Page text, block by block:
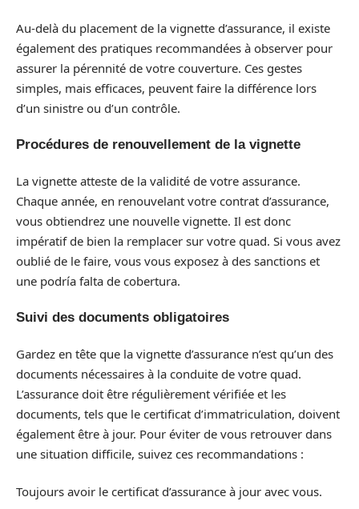
Au-delà du placement de la vignette d’assurance, il existe
également des pratiques recommandées à observer pour
assurer la pérennité de votre couverture. Ces gestes
simples, mais efficaces, peuvent faire la différence lors
d’un sinistre ou d’un contrôle.
Procédures de renouvellement de la vignette
La vignette atteste de la validité de votre assurance.
Chaque année, en renouvelant votre contrat d’assurance,
vous obtiendrez une nouvelle vignette. Il est donc
impératif de bien la remplacer sur votre quad. Si vous avez
oublié de le faire, vous vous exposez à des sanctions et
une podría falta de cobertura.
Suivi des documents obligatoires
Gardez en tête que la vignette d’assurance n’est qu’un des
documents nécessaires à la conduite de votre quad.
L’assurance doit être régulièrement vérifiée et les
documents, tels que le certificat d’immatriculation, doivent
également être à jour. Pour éviter de vous retrouver dans
une situation difficile, suivez ces recommandations :
Toujours avoir le certificat d’assurance à jour avec vous.